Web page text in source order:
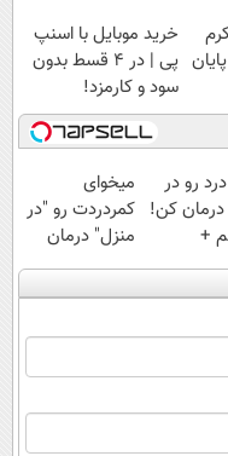
خرید موبایل با اسنپ
پی | در ۴ قسط بدون
سود و کارمزد!
رو در
درمان کن!
+
میخوای
کمردردت رو "در
منزل" درمان
کنی؟ (◂فیلم +
◂پرسش‌نامه)